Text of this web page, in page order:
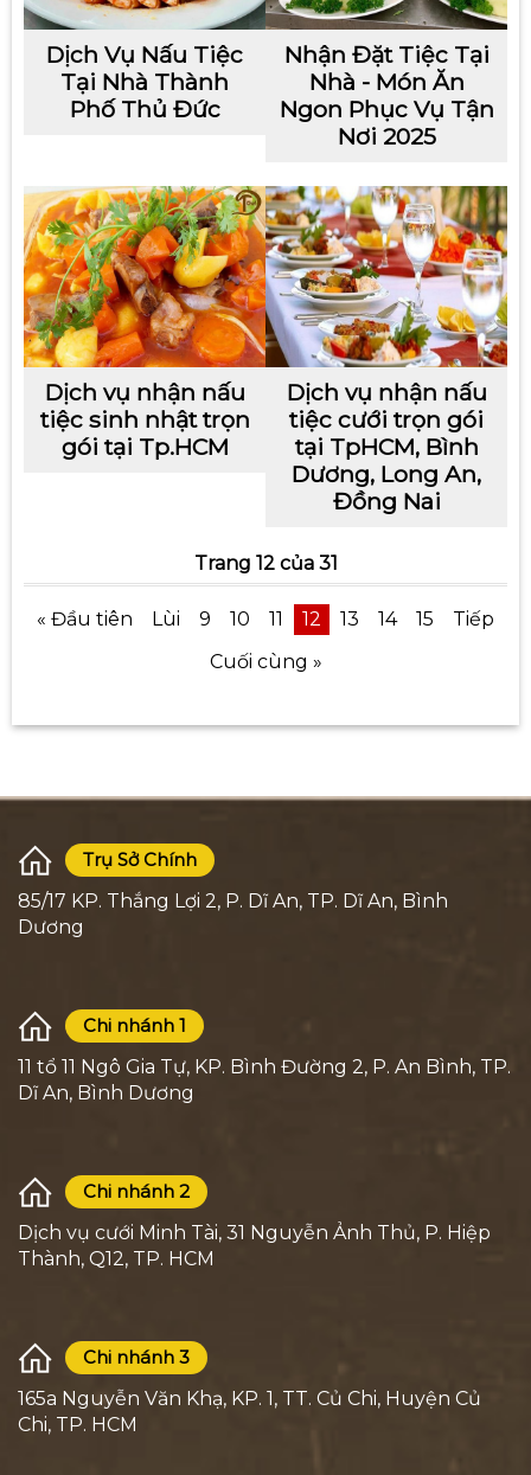
Dịch Vụ Nấu Tiệc
Tại Nhà Thành
Phố Thủ Đức
Nhận Đặt Tiệc Tại
Nhà - Món Ăn
Ngon Phục Vụ Tận
Nơi 2025
Dịch vụ nhận nấu
tiệc sinh nhật trọn
gói tại Tp.HCM
Dịch vụ nhận nấu
tiệc cưới trọn gói
tại TpHCM, Bình
Dương, Long An,
Đồng Nai
Trang 12 của 31
« Đầu tiên Lùi 9 10 11 12 13 14 15
Tiếp
Cuối cùng »
Trụ Sở Chính
85/17 KP. Thắng Lợi 2, P. Dĩ An, TP. Dĩ An, Bình
Dương
Chi nhánh 1
11 tổ 11 Ngô Gia Tự, KP. Bình Đường 2, P. An Bình, TP.
Dĩ An, Bình Dương
Chi nhánh 2
Dịch vụ cưới Minh Tài, 31 Nguyễn Ảnh Thủ, P. Hiệp
Thành, Q12, TP. HCM
Chi nhánh 3
165a Nguyễn Văn Khạ, KP. 1, TT. Củ Chi, Huyện Củ
Chi, TP. HCM